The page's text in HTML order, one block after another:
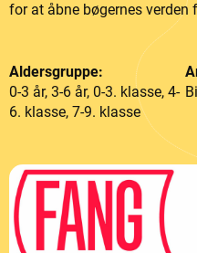
for at åbne bøgernes
Aldersgruppe:
0-3 år, 3-6 år, 0-3. klasse, 4-
6. klasse, 7-9. klasse